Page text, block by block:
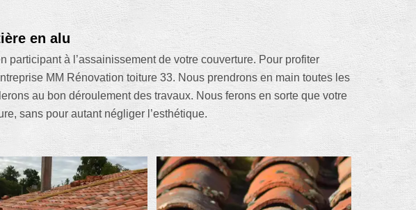
en alu
à l’assainissement de votre couverture. Pour profiter
MM Rénovation toiture 33. Nous prendrons en main toutes les
au bon déroulement des travaux. Nous ferons en sorte que votre
sans pour autant négliger l’esthétique.